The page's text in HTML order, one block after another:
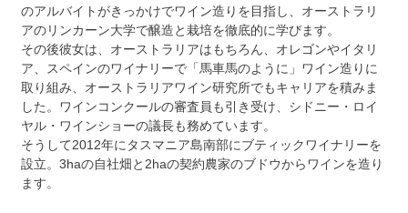
のアルバイトがきっかけでワイン造りを目指し、オーストラリ
アのリンカーン大学で醸造と栽培を徹底的に学びます。
その後彼女は、オーストラリアはもちろん、オレゴンやイタリ
ア、スペインのワイナリーで「馬車馬のように」ワイン造りに
取り組み、オーストラリアワイン研究所でもキャリアを積みま
した。ワインコンクールの審査員も引き受け、シドニー・ロイ
ヤル・ワインショーの議長も務めています。
そうして2012年にタスマニア島南部にブティックワイナリーを
設立。3haの自社畑と2haの契約農家のブドウからワインを造り
ます。